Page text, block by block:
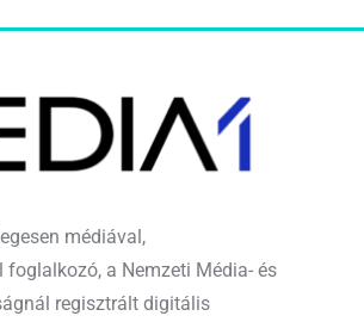
médiával,
a Nemzeti Média- és
regisztrált digitális